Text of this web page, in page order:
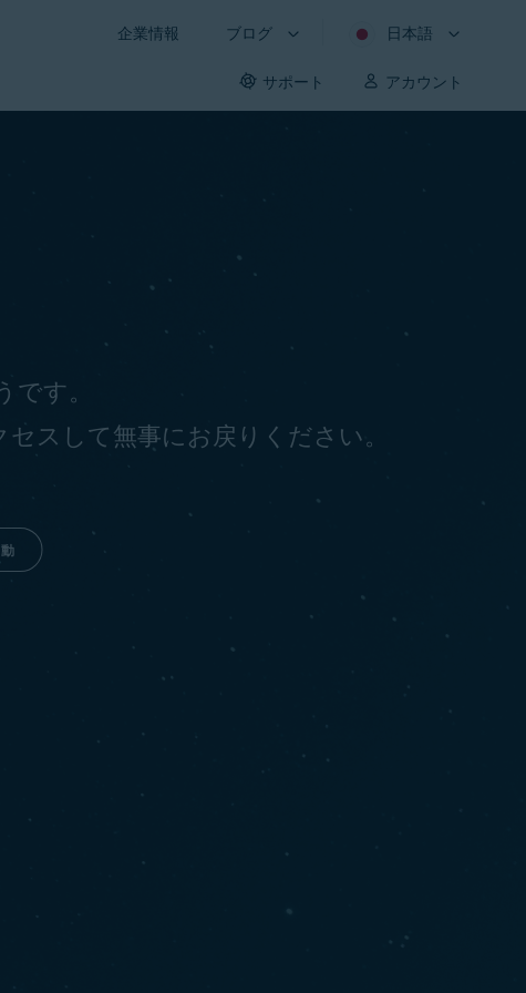
企業情報 ブログ 日本語
サポート アカウント
す。
スして無事にお戻りください。